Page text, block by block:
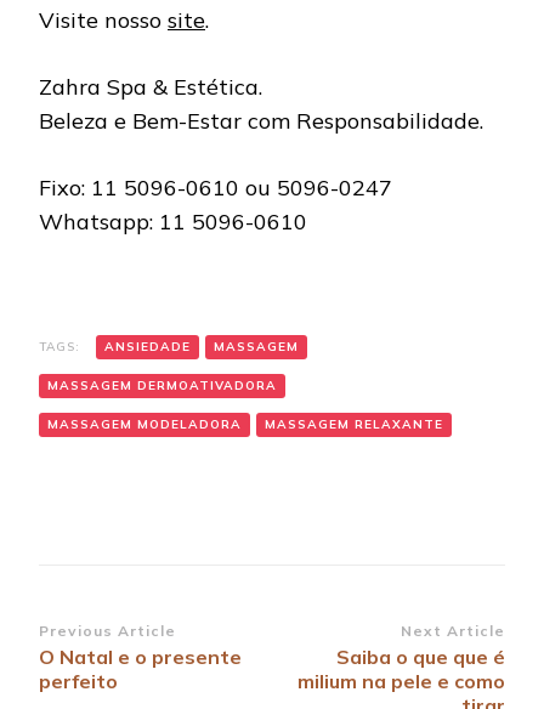
Visite nosso site.
Zahra Spa & Estética.
Beleza e Bem-Estar com Responsabilidade.
Fixo: 11 5096-0610 ou 5096-0247
Whatsapp: 11 5096-0610
TAGS: ANSIEDADE MASSAGEM
MASSAGEM DERMOATIVADORA
MASSAGEM MODELADORA MASSAGEM RELAXANTE
Post
Navigation
Previous Article
O Natal e o presente
perfeito
Next Article
Saiba o que que é
milium na pele e como